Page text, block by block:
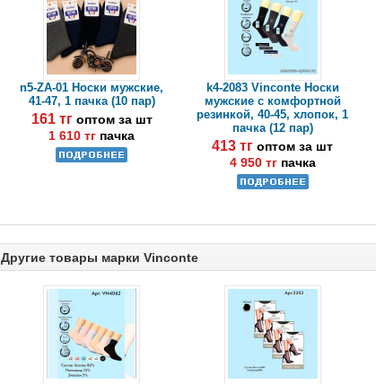
n5-ZA-01 Носки мужские,
41-47, 1 пачка (10 пар)
161 тг оптом за шт
1 610 тг пачка
k4-2083 Vinconte Носки
мужские с комфортной
резинкой, 40-45, хлопок, 1
пачка (12 пар)
413 тгоптом за шт
4 950 тг пачка
Другие товары марки Vinconte